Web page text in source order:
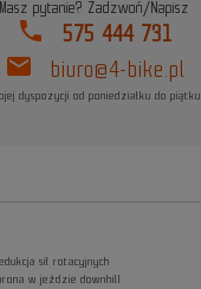
Masz pytanie? Zadzwoń/Napisz
phone 575 444 731
mail biuro@4-bike.pl
dyspozycji od poniedziałku do piątku
sił rotacyjnych
w jeździe downhill